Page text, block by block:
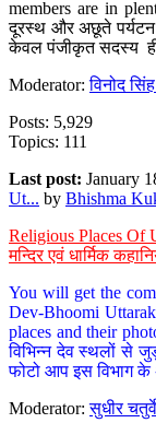
members are in
दूरस्थ और अछूते
केवल पंजीकृत सदस्य
Moderator:विनोद
Posts: 5,929
Topics: 111
Last post: January
Ut... by Bhishma
Religious Places Of
मन्दिर एवं धार्मिक
You will get the
Dev-Bhoomi
places and their
विभिन्न देव स्थलों से
फोटो आप इस विभाग
Moderator:सुधीर